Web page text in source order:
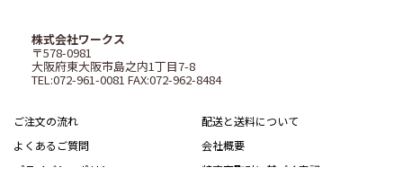
株式会社ワークス
〒578-0981
大阪府東大阪市島之内1丁目7-8
TEL:072-961-0081 FAX:072-962-8484
ご注文の流れ
配送と送料について
よくあるご質問
会社概要
プライバシーポリシー
特定商取引に基づく表記